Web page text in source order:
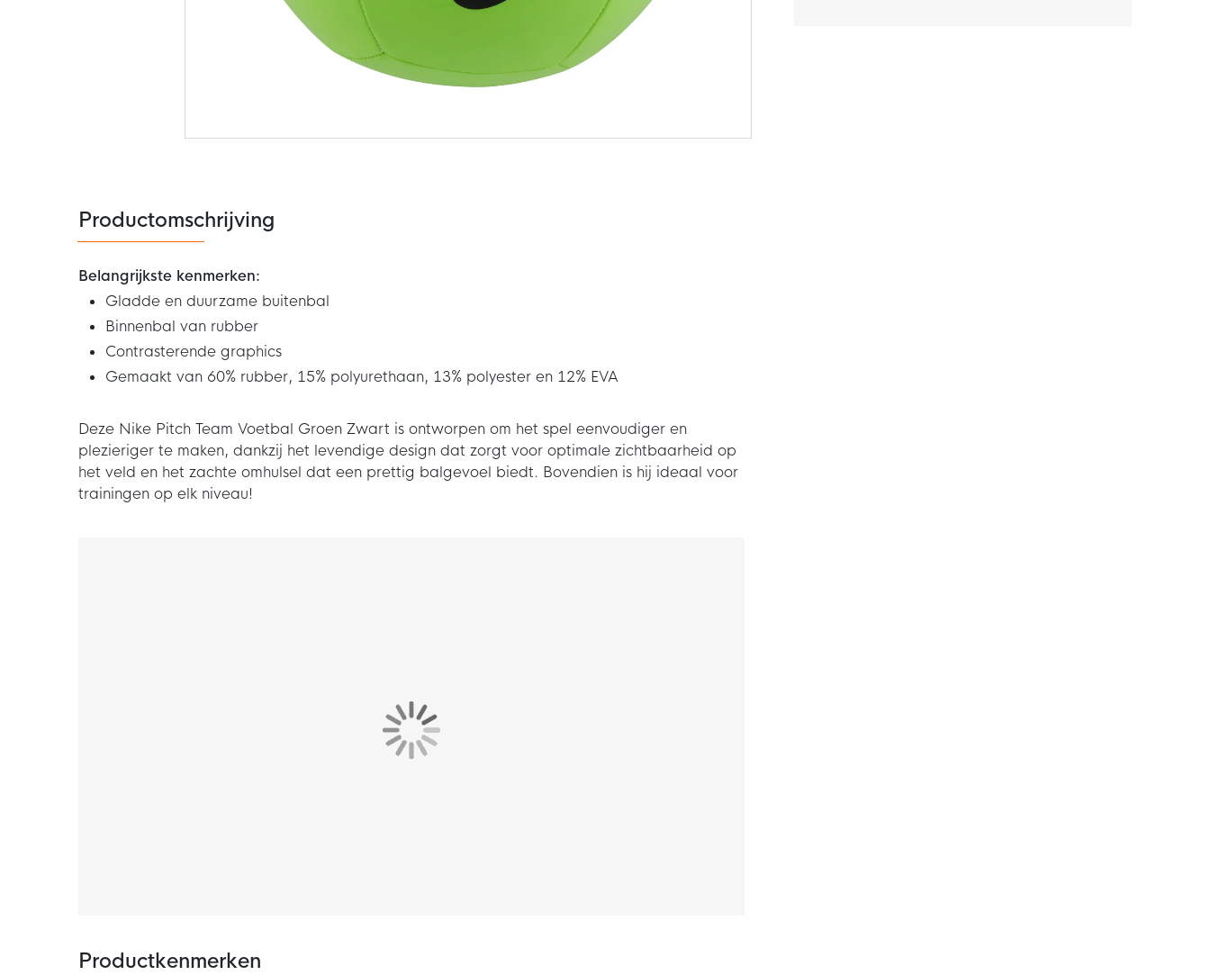
de
afbeeldingen-
gallerij
Productomschrijving
Belangrijkste kenmerken:
Gladde en duurzame buitenbal
Binnenbal van rubber
Contrasterende graphics
Gemaakt van 60% rubber, 15% polyurethaan, 13% polyester en 12% EVA
Deze Nike Pitch Team Voetbal Groen Zwart is ontworpen om het spel eenvoudiger en
plezieriger te maken, dankzij het levendige design dat zorgt voor optimale zichtbaarheid op
het veld en het zachte omhulsel dat een prettig balgevoel biedt. Bovendien is hij ideaal voor
trainingen op elk niveau!
Productkenmerken